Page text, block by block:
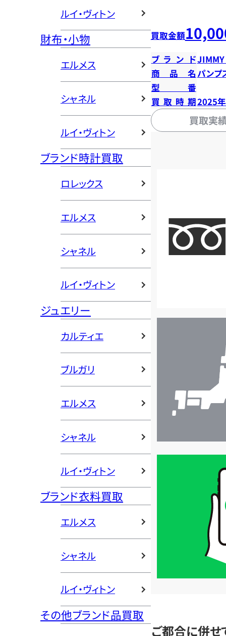
ルイ・ヴィトン
財布・小物
エルメス
シャネル
ルイ・ヴィトン
ブランド時計買取
ロレックス
エルメス
シャネル
ルイ・ヴィトン
ジュエリー
カルティエ
ブルガリ
エルメス
シャネル
ルイ・ヴィトン
ブランド衣料買取
エルメス
シャネル
ルイ・ヴィトン
その他ブランド品買取
買取金額
ブランド
商品名パンプ
型番
買取時期2025
買取実
査
ご都合に併せ